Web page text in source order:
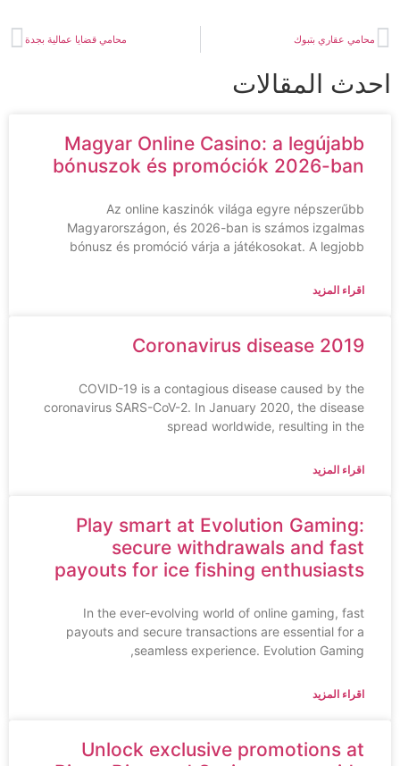
عقاري بتبوك محامي قضايا عمالية بجدة
المقالات
Magyar Online Casino: a legújabb
bónuszok és promóciók 2026-ban
Az online kaszinók világa egyre népszerűbb
Magyarországon, és 2026-ban is számos izgalmas
bónusz és promóció várja a játékosokat. A legjobb
اقراء المزيد
Coronavirus disease 2019
COVID-19 is a contagious disease caused by the
coronavirus SARS-CoV-2. In January 2020, the disease
spread worldwide, resulting in the
اقراء المزيد
Play smart at Evolution Gaming:
secure withdrawals and fast
payouts for ice fishing enthusiasts
In the ever-evolving world of online gaming, fast
payouts and secure transactions are essential for a
seamless experience. Evolution Gaming,
اقراء المزيد
Unlock exclusive promotions at